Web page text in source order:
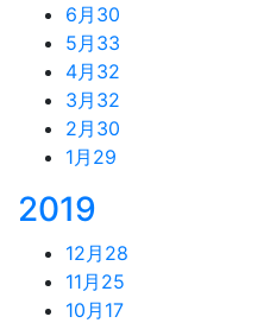
6月 30
5月 33
4月 32
3月 32
2月 30
1月 29
2019
12月 28
11月 25
10月 17